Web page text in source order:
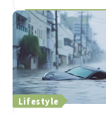
Lifestyle